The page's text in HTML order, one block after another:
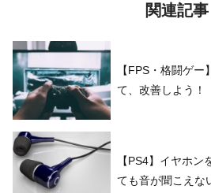
関連記事
【FPS・格闘ゲ
て、改善しよう！
【PS4】イヤホン
ても音が聞こえな